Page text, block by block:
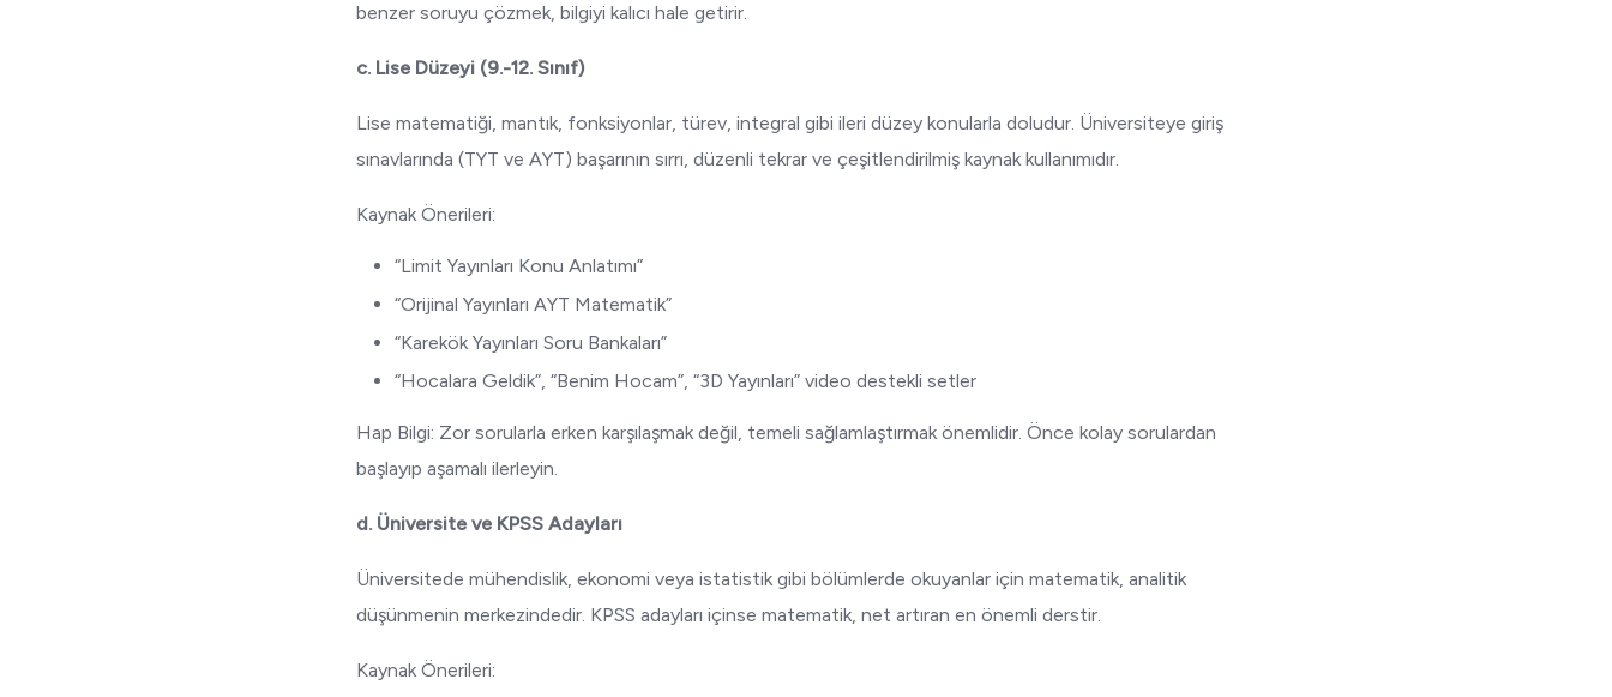
benzer soruyu çözmek, bilgiyi kalıcı hale getirir.
c. Lise Düzeyi (9.-12. Sınıf)
Lise matematiği, mantık, fonksiyonlar, türev, integral gibi ileri düzey konularla doludur. Üniversiteye giriş
sınavlarında (TYT ve AYT) başarının sırrı, düzenli tekrar ve çeşitlendirilmiş kaynak kullanımıdır.
Kaynak Önerileri:
“Limit Yayınları Konu Anlatımı”
“Orijinal Yayınları AYT Matematik”
“Karekök Yayınları Soru Bankaları”
“Hocalara Geldik”, “Benim Hocam”, “3D Yayınları” video destekli setler
Hap Bilgi: Zor sorularla erken karşılaşmak değil, temeli sağlamlaştırmak önemlidir. Önce kolay sorulardan
başlayıp aşamalı ilerleyin.
d. Üniversite ve KPSS Adayları
Üniversitede mühendislik, ekonomi veya istatistik gibi bölümlerde okuyanlar için matematik, analitik
düşünmenin merkezindedir. KPSS adayları içinse matematik, net artıran en önemli derstir.
Kaynak Önerileri: